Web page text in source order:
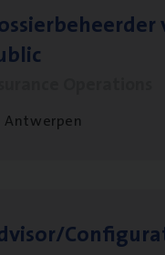
Antwerpen